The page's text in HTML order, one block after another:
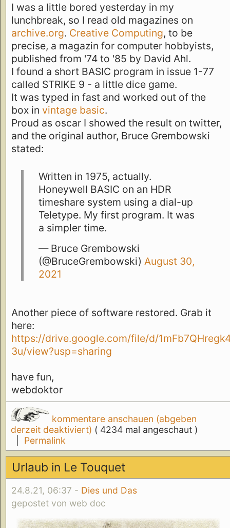
I was a little bored yesterday in my
lunchbreak, so I read old magazines on
archive.org. Creative Computing, to be
precise, a magazin for computer hobbyists,
published from '74 to '85 by David Ahl.
I found a short BASIC program in issue 1-77
called STRIKE 9 - a little dice game.
It was typed in fast and worked out of the
box in vintage basic.
Proud as oscar I showed the result on twitter,
and the original author, Bruce Grembowski
stated:
Written in 1975, actually.
Honeywell BASIC on an HDR
timeshare system using a dial-up
Teletype. My first program. It was
a simpler time.
— Bruce Grembowski
(@BruceGrembowski)August 30,
2021
Another piece of software restored. Grab it
here:
https://drive.google.com/file/d/
3u/view?usp=sharing
have fun,
webdoktor
kommentare anschauen (abgeben
derzeit deaktiviert) ( 4234 mal angeschaut )
Permalink
Urlaub in Le Touquet
24.8.21, 06:37 - Dies und Das
gepostet von web doc